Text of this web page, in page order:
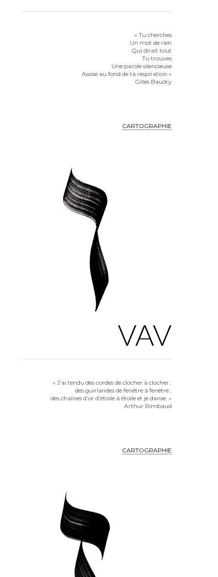
« Tu cherches
Un mot de rien
Qui dirait tout
Tu trouves
Une parole silencieuse
Assise au fond de ta respiration »
Gilles Baudry
CARTOGRAPHIE
VAV
« J’ai tendu des cordes de clocher à clocher ;
des guirlandes de fenêtre à fenêtre ;
des chaînes d’or d’étoile à étoile et je danse. »
Arthur Rimbaud
CARTOGRAPHIE